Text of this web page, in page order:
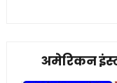
अमेरिकन